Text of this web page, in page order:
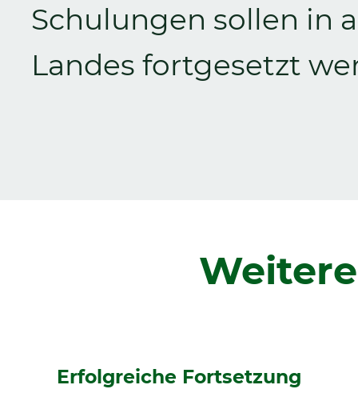
Schulungen sollen in
Landes fortgesetzt
Erfolgreiche Fortsetzung